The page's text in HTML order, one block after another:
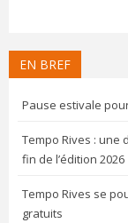
EN BREF
Pause estivale
Tempo Rives : une
fin de l’édition 2026
Tempo Rives se
gratuits